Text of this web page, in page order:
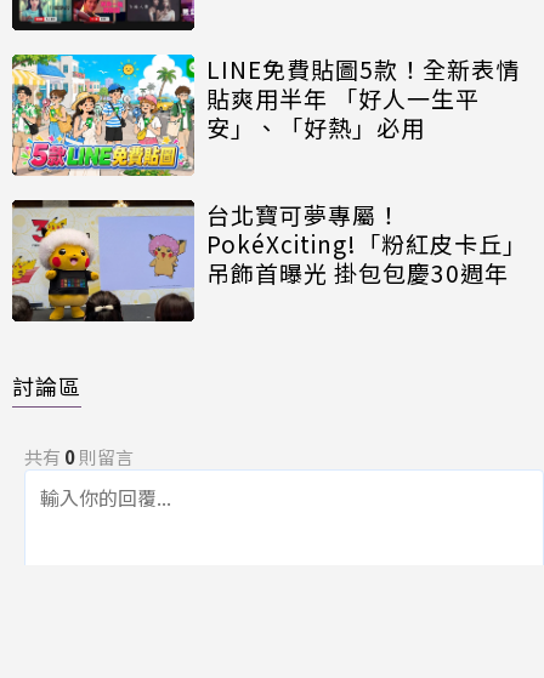
LINE免費貼圖5款！全新表情
貼爽用半年 「好人一生平
安」、「好熱」必用
台北寶可夢專屬！
PokéXciting!「粉紅皮卡丘」
吊飾首曝光 掛包包慶30週年
討論區
共有 0則留言